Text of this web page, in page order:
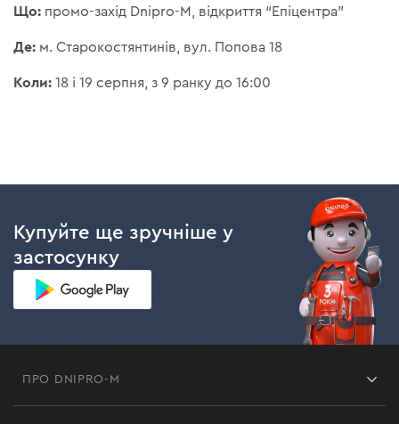
Що: промо-захід Dnipro-M, відкриття “Епіцентра”
Де: м. Старокостянтинів, вул. Попова 18
Коли: 18 і 19 серпня, з 9 ранку до 16:00
Купуйте ще зручніше у
застосунку
ПРО DNIPRO-M